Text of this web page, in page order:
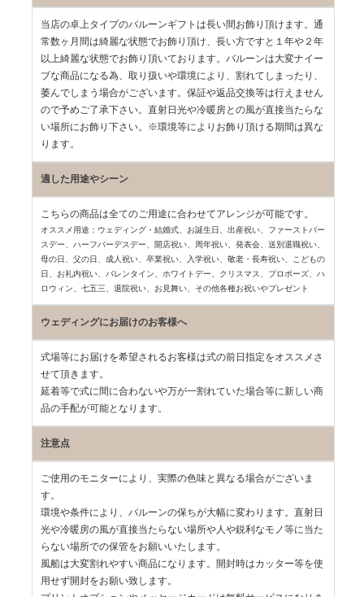
当店の卓上タイプのバルーンギフトは長い間お飾り頂けます。通
常数ヶ月間は綺麗な状態でお飾り頂け、長い方ですと１年や２年
以上綺麗な状態でお飾り頂いております。バルーンは大変ナイー
ブな商品になる為、取り扱いや環境により、割れてしまったり、
萎んでしまう場合がございます。保証や返品交換等は行えません
ので予めご了承下さい。直射日光や冷暖房との風が直接当たらな
い場所にお飾り下さい。※環境等によりお飾り頂ける期間は異な
ります。
適した用途やシーン
こちらの商品は全てのご用途に合わせてアレンジが可能です。
オススメ用途：ウェディング・結婚式、お誕生日、出産祝い、ファーストバー
スデー、ハーフバーデスデー、開店祝い、周年祝い、発表会、送別退職祝い、
母の日、父の日、 成人祝い、卒業祝い、入学祝い、敬老・長寿祝い、こどもの
日、お礼内祝い、バレンタイン、ホワイトデー、クリスマス、プロポーズ、ハ
ロウィン、七五三、退院祝い、お見舞い、その他各種お祝いやプレゼント
ウェディングにお届けのお客様へ
式場等にお届けを希望されるお客様は式の前日指定をオススメさ
せて頂きます。
延着等で式に間に合わないや万が一割れていた場合等に新しい商
品の手配が可能となります。
注意点
ご使用のモニターにより、実際の色味と異なる場合がございま
す。
環境や条件により、バルーンの保ちが大幅に変わります。直射日
光や冷暖房の風が直接当たらない場所や人や鋭利なモノ等に当た
らない場所での保管をお願いいたします。
風船は大変割れやすい商品になります。開封時はカッター等を使
用せず開封をお願い致します。